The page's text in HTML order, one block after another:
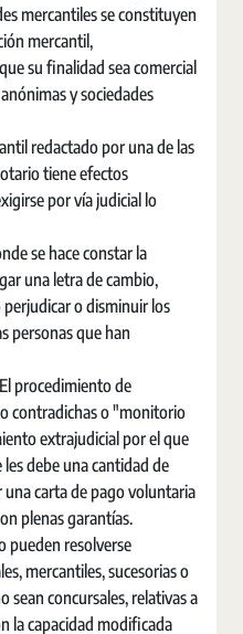
mercantiles se constituyen
mercantil,
su finalidad sea comercial
y sociedades
redactado por una de las
tiene efectos
por vía judicial lo
se hace constar la
una letra de cambio,
o disminuir los
personas que han
procedimiento de
contradichas o "monitorio
extrajudicial por el que
les debe una cantidad de
carta de pago voluntaria
plenas garantías.
resolverse
mercantiles, sucesorias o
sean concursales, relativas a
la capacidad modificada